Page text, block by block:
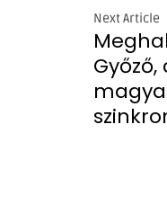
Next Article